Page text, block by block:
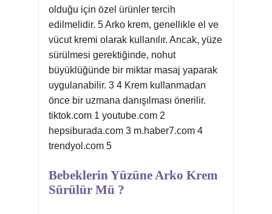
olduğu için özel ürünler tercih
edilmelidir. 5 Arko krem, genellikle el ve
vücut kremi olarak kullanılır. Ancak, yüze
sürülmesi gerektiğinde, nohut
büyüklüğünde bir miktar masaj yaparak
uygulanabilir. 3 4 Krem kullanmadan
önce bir uzmana danışılması önerilir.
tiktok.com 1 youtube.com 2
hepsiburada.com 3 m.haber7.com 4
trendyol.com 5
Bebeklerin Yüzüne Arko Krem
Sürülür Mü ?